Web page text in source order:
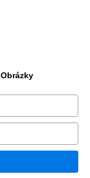
Obrázky